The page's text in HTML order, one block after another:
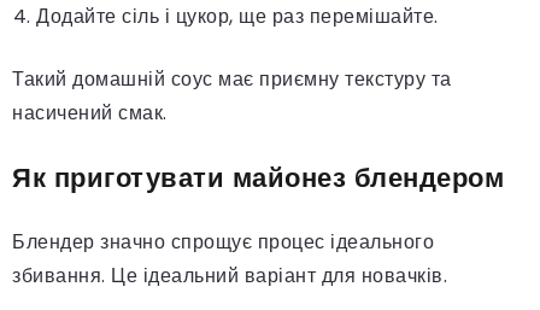
Додайте сіль і цукор, ще раз перемішайте.
Такий домашній соус має приємну текстуру та
насичений смак.
Як приготувати майонез блендером
Блендер значно спрощує процес ідеального
збивання. Це ідеальний варіант для новачків.